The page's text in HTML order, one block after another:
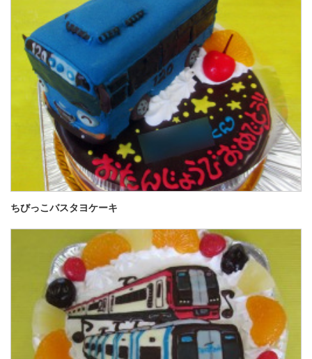
ちびっこバスタヨケーキ